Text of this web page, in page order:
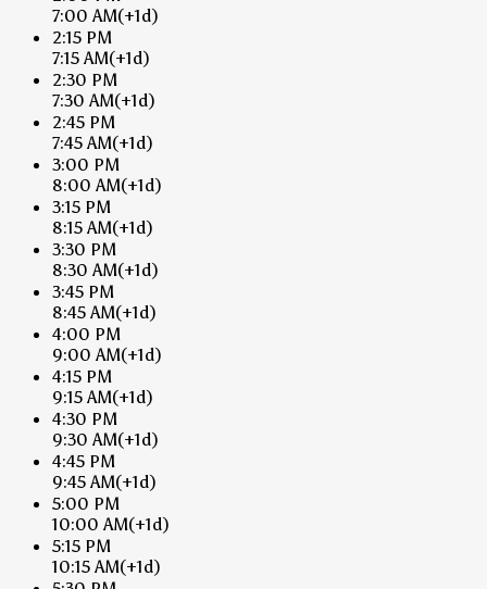
7:00 AM(+1d)
2:15 PM
7:15 AM(+1d)
2:30 PM
7:30 AM(+1d)
2:45 PM
7:45 AM(+1d)
3:00 PM
8:00 AM(+1d)
3:15 PM
8:15 AM(+1d)
3:30 PM
8:30 AM(+1d)
3:45 PM
8:45 AM(+1d)
4:00 PM
9:00 AM(+1d)
4:15 PM
9:15 AM(+1d)
4:30 PM
9:30 AM(+1d)
4:45 PM
9:45 AM(+1d)
5:00 PM
10:00 AM(+1d)
5:15 PM
10:15 AM(+1d)